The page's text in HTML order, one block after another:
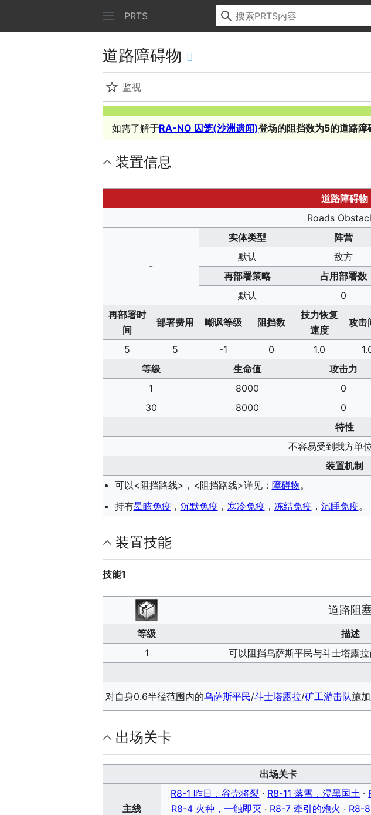
PRTS
道路障碍物
监视
如需了解于RA-NO 囚笼(沙洲遗闻)登场的阻挡数为5的道路障
装置信息
道路障碍物
Roads
-
实体类型 阵营
默认
敌方
再部署策略
占用部署数
默认
0
再部署时
间
部署费用 嘲讽等级 阻挡数
技力恢复
速度
攻击
5 5 -1 0 1.0
等级
生命值 攻击力
1
8000 0
30
8000 0
特性
不容易受到我方单
装置机制
可以<阻挡路线>，<阻挡路线>详见： 障碍物。
持有晕眩免疫 ， 沉默免疫 ， 寒冷免疫 ， 冻结免疫 ， 沉睡免疫。
装置技能
技能1
道路阻
等级
描述
1
可以阻挡乌萨斯平民与斗士塔露
对自身0.6半径范围内的乌萨斯平民/斗士塔露拉/矿工游击队施加
出场关卡
出场关卡
主线
R8-1 昨日，谷壳将裂 · R8-11 落雪，浸黑国土 ·
R8-4 火种，一触即灭· R8-7 牵引的炮火 · R8-